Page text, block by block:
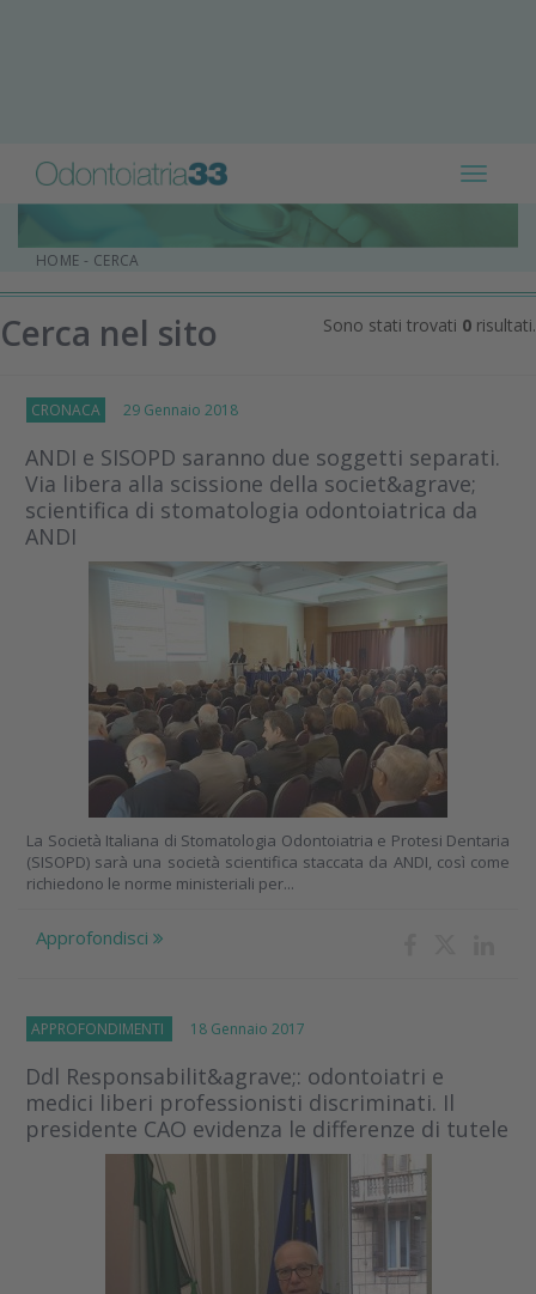
Toggle
HOME - CERCA
Cerca nel sito Sono stati trovati 0 risultati.
CRONACA 29 Gennaio 2018
ANDI e SISOPD saranno due soggetti separati.
Via libera alla scissione della societ&agrave;
scientifica di stomatologia odontoiatrica da
ANDI
La Società Italiana di Stomatologia Odontoiatria e Protesi Dentaria
(SISOPD) sarà una società scientifica staccata da ANDI, così come
richiedono le norme ministeriali per...
Approfondisci
APPROFONDIMENTI 18 Gennaio 2017
Ddl Responsabilit&agrave;: odontoiatri e
medici liberi professionisti discriminati. Il
presidente CAO evidenza le differenze di tutele